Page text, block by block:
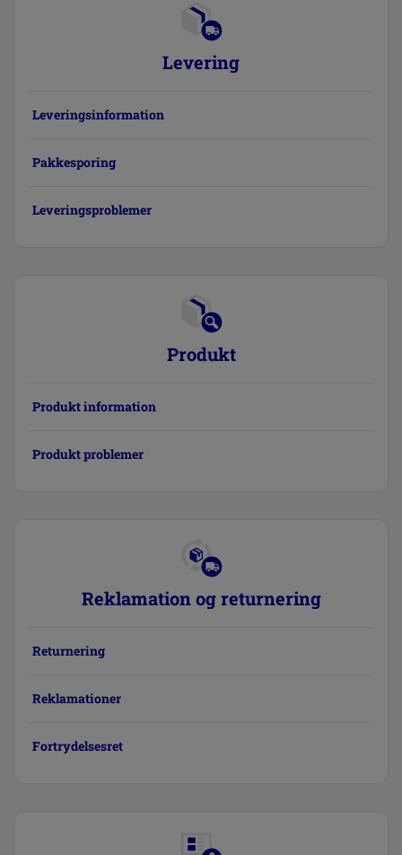
Levering
Leveringsinformation
Pakkesporing
Leveringsproblemer
Produkt
Produkt information
Produkt problemer
Reklamation og returnering
Returnering
Reklamationer
Fortrydelsesret